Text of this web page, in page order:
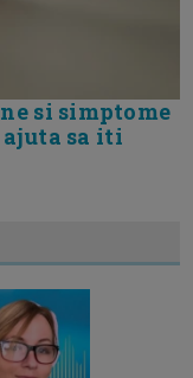
si simptome
ajuta sa iti